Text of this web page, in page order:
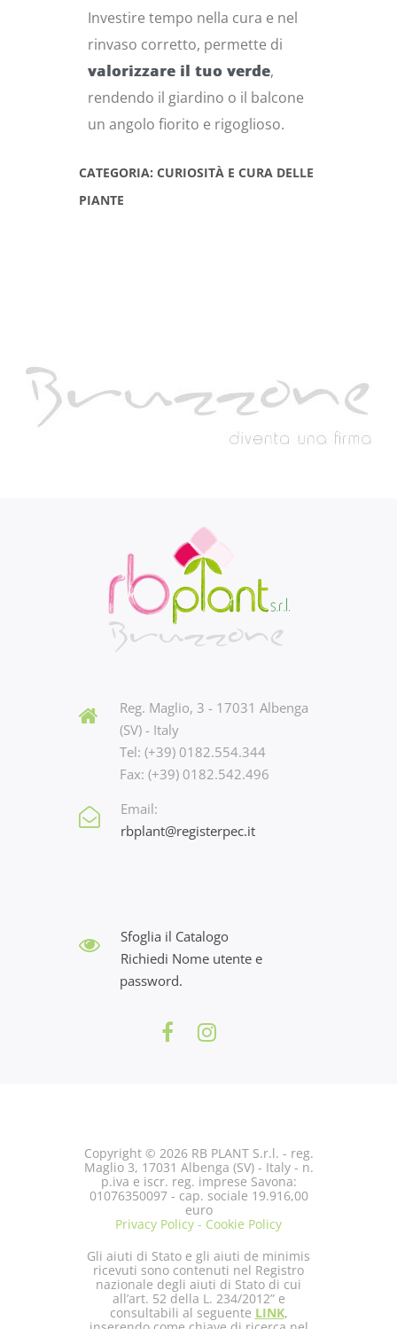
Investire tempo nella cura e nel
rinvaso corretto, permette di
valorizzare il tuo verde,
rendendo il giardino o il balcone
un angolo fiorito e rigoglioso.
CATEGORIA: CURIOSITÀ E CURA DELLE
PIANTE
Reg. Maglio, 3 - 17031 Albenga
(SV) - Italy
Tel: (+39) 0182.554.344
Fax: (+39) 0182.542.496
Email:
rbplant@registerpec.it
Sfoglia il Catalogo
Richiedi Nome utente e
password.
Copyright © 2026 RB PLANT S.r.l. - reg.
Maglio 3, 17031 Albenga (SV) - Italy - n.
p.iva e iscr. reg. imprese Savona:
01076350097 - cap. sociale 19.916,00
euro
Privacy Policy - Cookie Policy
Gli aiuti di Stato e gli aiuti de minimis
ricevuti sono contenuti nel Registro
nazionale degli aiuti di Stato di cui
all’art. 52 della L. 234/2012” e
consultabili al seguente LINK,